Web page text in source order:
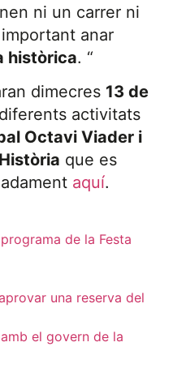
ni un carrer ni
anar
històrica. “
dimecres 13 de
activitats
Octavi Viader i
que es
aquí.
de la Festa
una reserva del
el govern de la